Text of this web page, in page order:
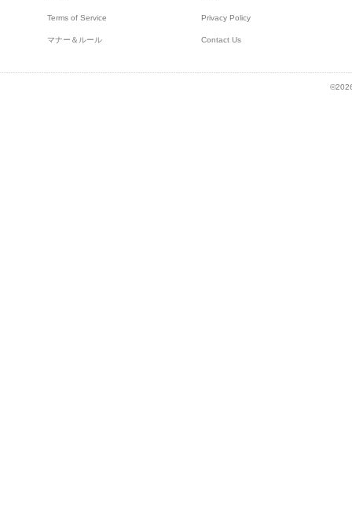
Terms of Service Privacy Policy
マナー＆ルール Contact Us